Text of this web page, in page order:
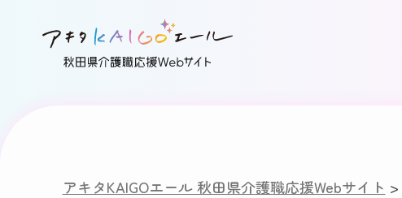
アキタKAIGOエール 秋田県介護職応援Webサイト >